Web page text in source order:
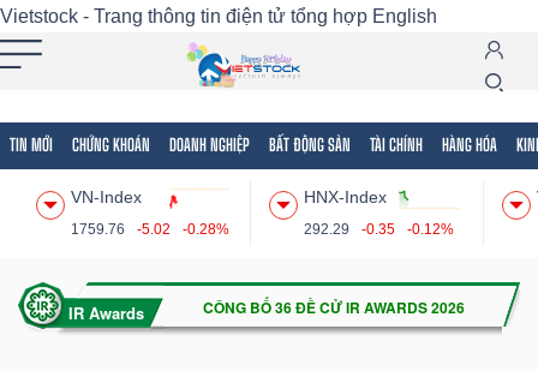
Vietstock - Trang thông tin điện tử tổng hợp English
TIN MỚI CHỨNG KHOÁN DOANH NGHIỆP BẤT ĐỘNG SẢN TÀI CHÍNH HÀNG HÓA
VN-Index
1759.76 -5.02 -0.28%
HNX-Index
292.29 -0.35 -0.12%
Tất cả Tính năng Ngành Mã chứng khoán
Tính
(-)
VIETSTOCK